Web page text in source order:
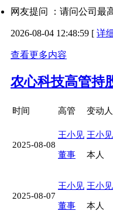
网友提问 ：请问公司最
2026-08-04 12:48:59 [ 详
查看更多内容
农心科技高管持
时间 高管 变动人
2025-08-08
王小见
董事
王小见
本人
2025-08-07
王小见
董事
王小见
本人